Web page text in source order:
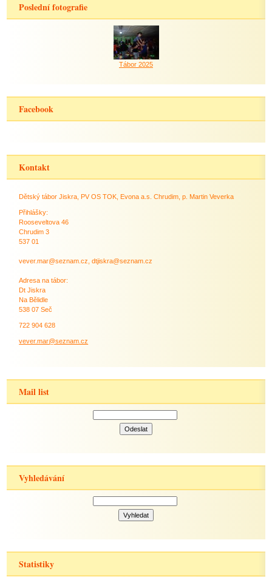
Poslední fotografie
Tábor 2025
Facebook
Kontakt
Dětský tábor Jiskra, PV OS TOK, Evona a.s. Chrudim, p. Martin Veverka
Přihlášky:
Rooseveltova 46
Chrudim 3
537 01
vever.mar@seznam.cz, dtjiskra@seznam.cz
Adresa na tábor:
Dt Jiskra
Na Bělidle
538 07 Seč
722 904 628
vever.mar@seznam.cz
Mail list
Vyhledávání
Statistiky